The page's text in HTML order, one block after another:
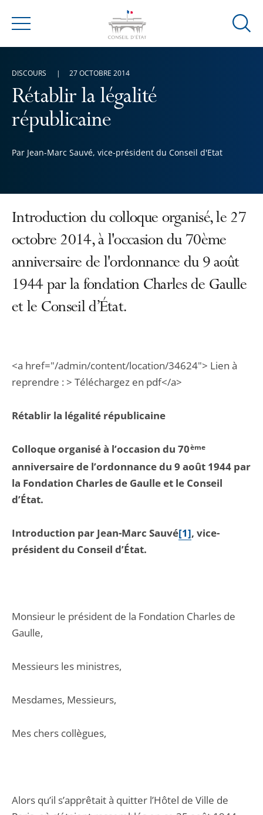
Menu
Ouvrir
Rétablir la légalité
républicaine
Par Jean-Marc Sauvé, vice-président du Conseil d'Etat
DISCOURS 27 OCTOBRE 2014
Introduction du colloque organisé, le 27
octobre 2014, à l'occasion du 70ème
anniversaire de l'ordonnance du 9 août
1944 par la fondation Charles de Gaulle
et le Conseil d’État.
<a href="/admin/content/location/34624"> Lien à
reprendre : > Téléchargez en pdf</a>
Rétablir la légalité républicaine
Colloque organisé à l’occasion du 70ème
anniversaire de l’ordonnance du 9 août 1944 par
la Fondation Charles de Gaulle et le Conseil
d’État.
Introduction par Jean-Marc Sauvé[1], vice-
président du Conseil d’État.
Monsieur le président de la Fondation Charles de
Gaulle,
Messieurs les ministres,
Mesdames, Messieurs,
Mes chers collègues,
Alors qu’il s’apprêtait à quitter l’Hôtel de Ville de